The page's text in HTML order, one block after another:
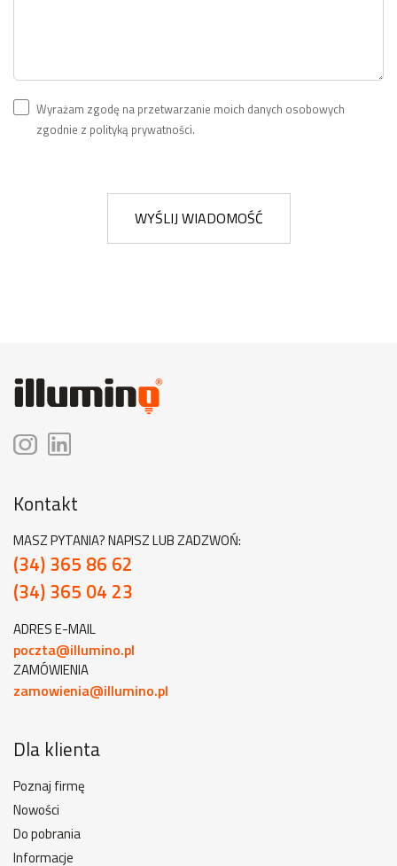
Wyrażam zgodę na przetwarzanie moich danych osobowych
zgodnie z polityką prywatności.
WYŚLIJ WIADOMOŚĆ
Kontakt
MASZ PYTANIA? NAPISZ LUB ZADZWOŃ:
(34) 365 86 62
(34) 365 04 23
ADRES E-MAIL
poczta@illumino.pl
ZAMÓWIENIA
zamowienia@illumino.pl
Dla klienta
Poznaj firmę
Nowości
Do pobrania
Informacje